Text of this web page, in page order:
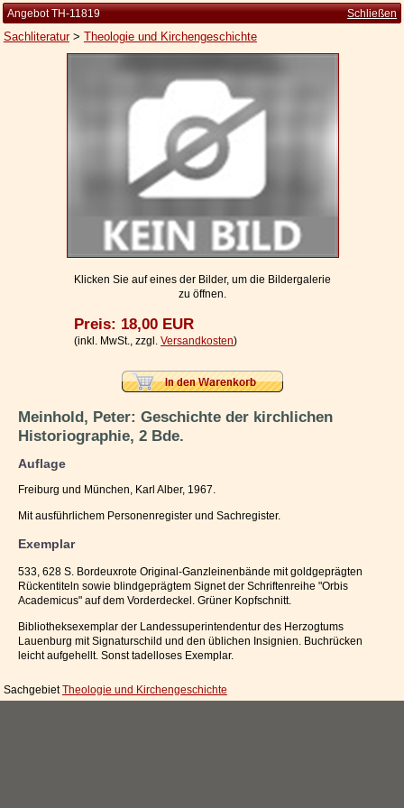
Widerrufsbelehrung
Datenschutzerklärung
Impressum / Kontakt
Vertrag widerrufen
Ihr Warenkorb
Angebot TH-11819 Schließen
Sachliteratur> Theologie und Kirchengeschichte
Klicken Sie auf eines der Bilder, um die Bildergalerie
zu öffnen.
Preis: 18,00 EUR
(inkl. MwSt., zzgl. Versandkosten)
Meinhold, Peter: Geschichte der kirchlichen
Historiographie, 2 Bde.
Auflage
Freiburg und München, Karl Alber, 1967.
Mit ausführlichem Personenregister und Sachregister.
Exemplar
533, 628 S. Bordeuxrote Original-Ganzleinenbände mit goldgeprägten
Rückentiteln sowie blindgeprägtem Signet der Schriftenreihe "Orbis
Academicus" auf dem Vorderdeckel. Grüner Kopfschnitt.
Bibliotheksexemplar der Landessuperintendentur des Herzogtums
Lauenburg mit Signaturschild und den üblichen Insignien. Buchrücken
leicht aufgehellt. Sonst tadelloses Exemplar.
SachgebietTheologie und Kirchengeschichte